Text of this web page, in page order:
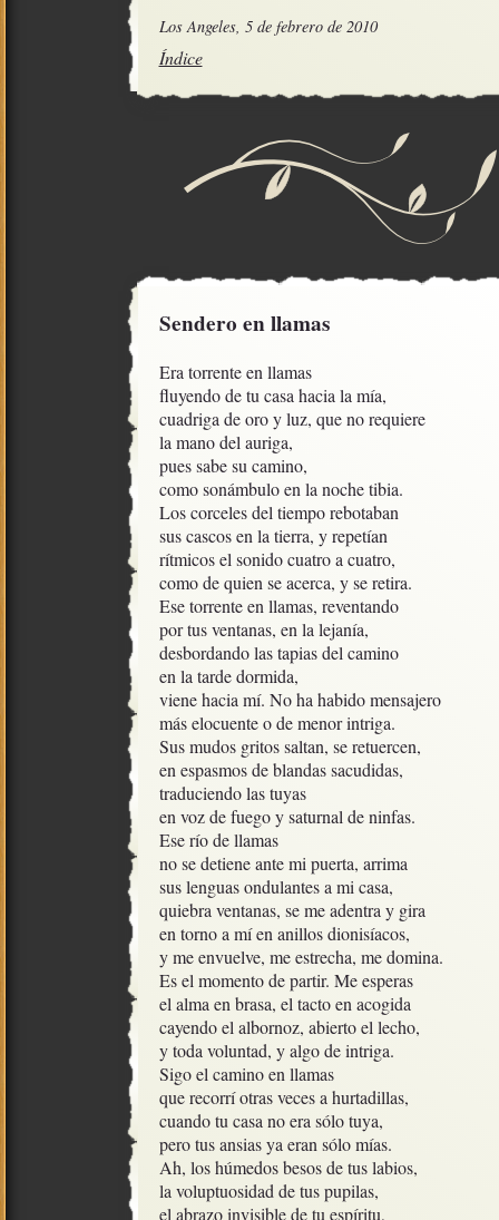
Los Angeles, 5 de febrero de 2010
Índice
Sendero en llamas
Era torrente en llamas
fluyendo de tu casa hacia la mía,
cuadriga de oro y luz, que no requiere
la mano del auriga,
pues sabe su camino,
como sonámbulo en la noche tibia.
Los corceles del tiempo rebotaban
sus cascos en la tierra, y repetían
rítmicos el sonido cuatro a cuatro,
como de quien se acerca, y se retira.
Ese torrente en llamas, reventando
por tus ventanas, en la lejanía,
desbordando las tapias del camino
en la tarde dormida,
viene hacia mí. No ha habido mensajero
más elocuente o de menor intriga.
Sus mudos gritos saltan, se retuercen,
en espasmos de blandas sacudidas,
traduciendo las tuyas
en voz de fuego y saturnal de ninfas.
Ese río de llamas
no se detiene ante mi puerta, arrima
sus lenguas ondulantes a mi casa,
quiebra ventanas, se me adentra y gira
en torno a mí en anillos dionisíacos,
y me envuelve, me estrecha, me domina.
Es el momento de partir. Me esperas
el alma en brasa, el tacto en acogida
cayendo el albornoz, abierto el lecho,
y toda voluntad, y algo de intriga.
Sigo el camino en llamas
que recorrí otras veces a hurtadillas,
cuando tu casa no era sólo tuya,
pero tus ansias ya eran sólo mías.
Ah, los húmedos besos de tus labios,
la voluptuosidad de tus pupilas,
el abrazo invisible de tu espíritu,